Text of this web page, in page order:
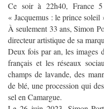
Ce soir à 22h40, France
« Jacquemus : le prince soleil
À seulement 33 ans, Simon
directeur artistique de sa
Deux fois par an, les images
français et les réseaux
champs de lavande, des
de blé, une procession qui
sel en Camargue.